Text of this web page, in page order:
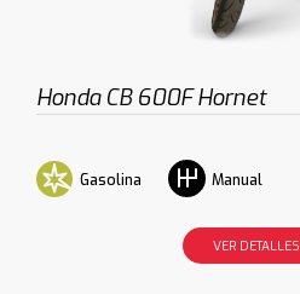
Honda CB 600F Hornet
Gasolina Manual
VER DETALLES